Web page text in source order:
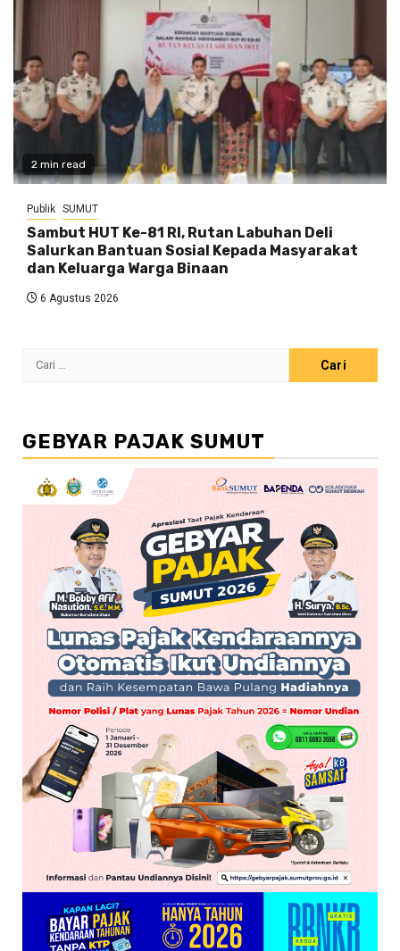
2 min read
Publik SUMUT
Sambut HUT Ke-81 RI, Rutan Labuhan Deli
Salurkan Bantuan Sosial Kepada Masyarakat
dan Keluarga Warga Binaan
6 Agustus 2026
Cari
GEBYAR PAJAK SUMUT